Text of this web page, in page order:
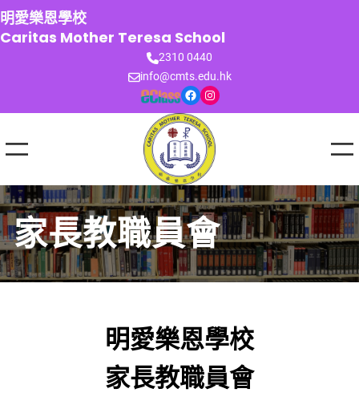
跳
至
主
明愛樂恩學校
Caritas Mother Teresa School
2310 0440
info@cmts.edu.hk
Facebook Instagram
家長教職員會
明愛樂恩學校
家長教職員會